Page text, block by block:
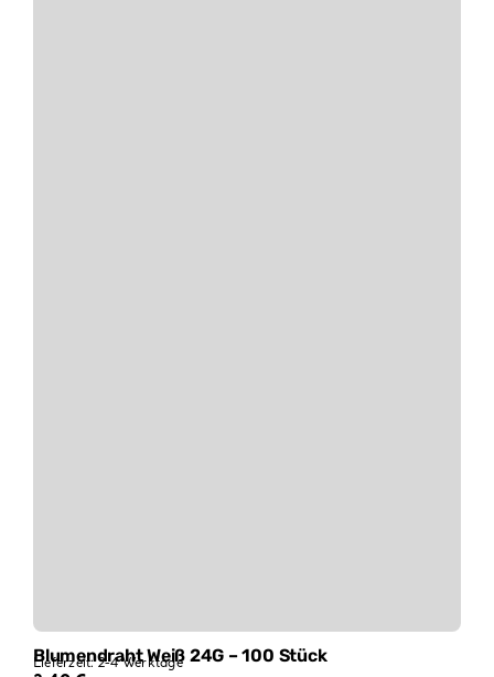
Blumendraht Weiß 24G – 100 Stück
Lieferzeit:2-4 Werktage